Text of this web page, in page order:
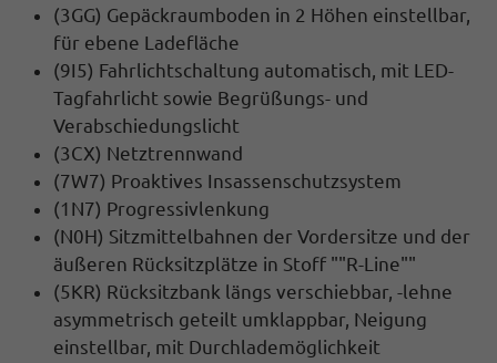
(3GG) Gepäckraumboden in 2 Höhen einstellbar,
für ebene Ladefläche
(9I5) Fahrlichtschaltung automatisch, mit LED-
Tagfahrlicht sowie Begrüßungs- und
Verabschiedungslicht
(3CX) Netztrennwand
(7W7) Proaktives Insassenschutzsystem
(1N7) Progressivlenkung
(N0H) Sitzmittelbahnen der Vordersitze und der
äußeren Rücksitzplätze in Stoff ""R-Line""
(5KR) Rücksitzbank längs verschiebbar, -lehne
asymmetrisch geteilt umklappbar, Neigung
einstellbar, mit Durchlademöglichkeit